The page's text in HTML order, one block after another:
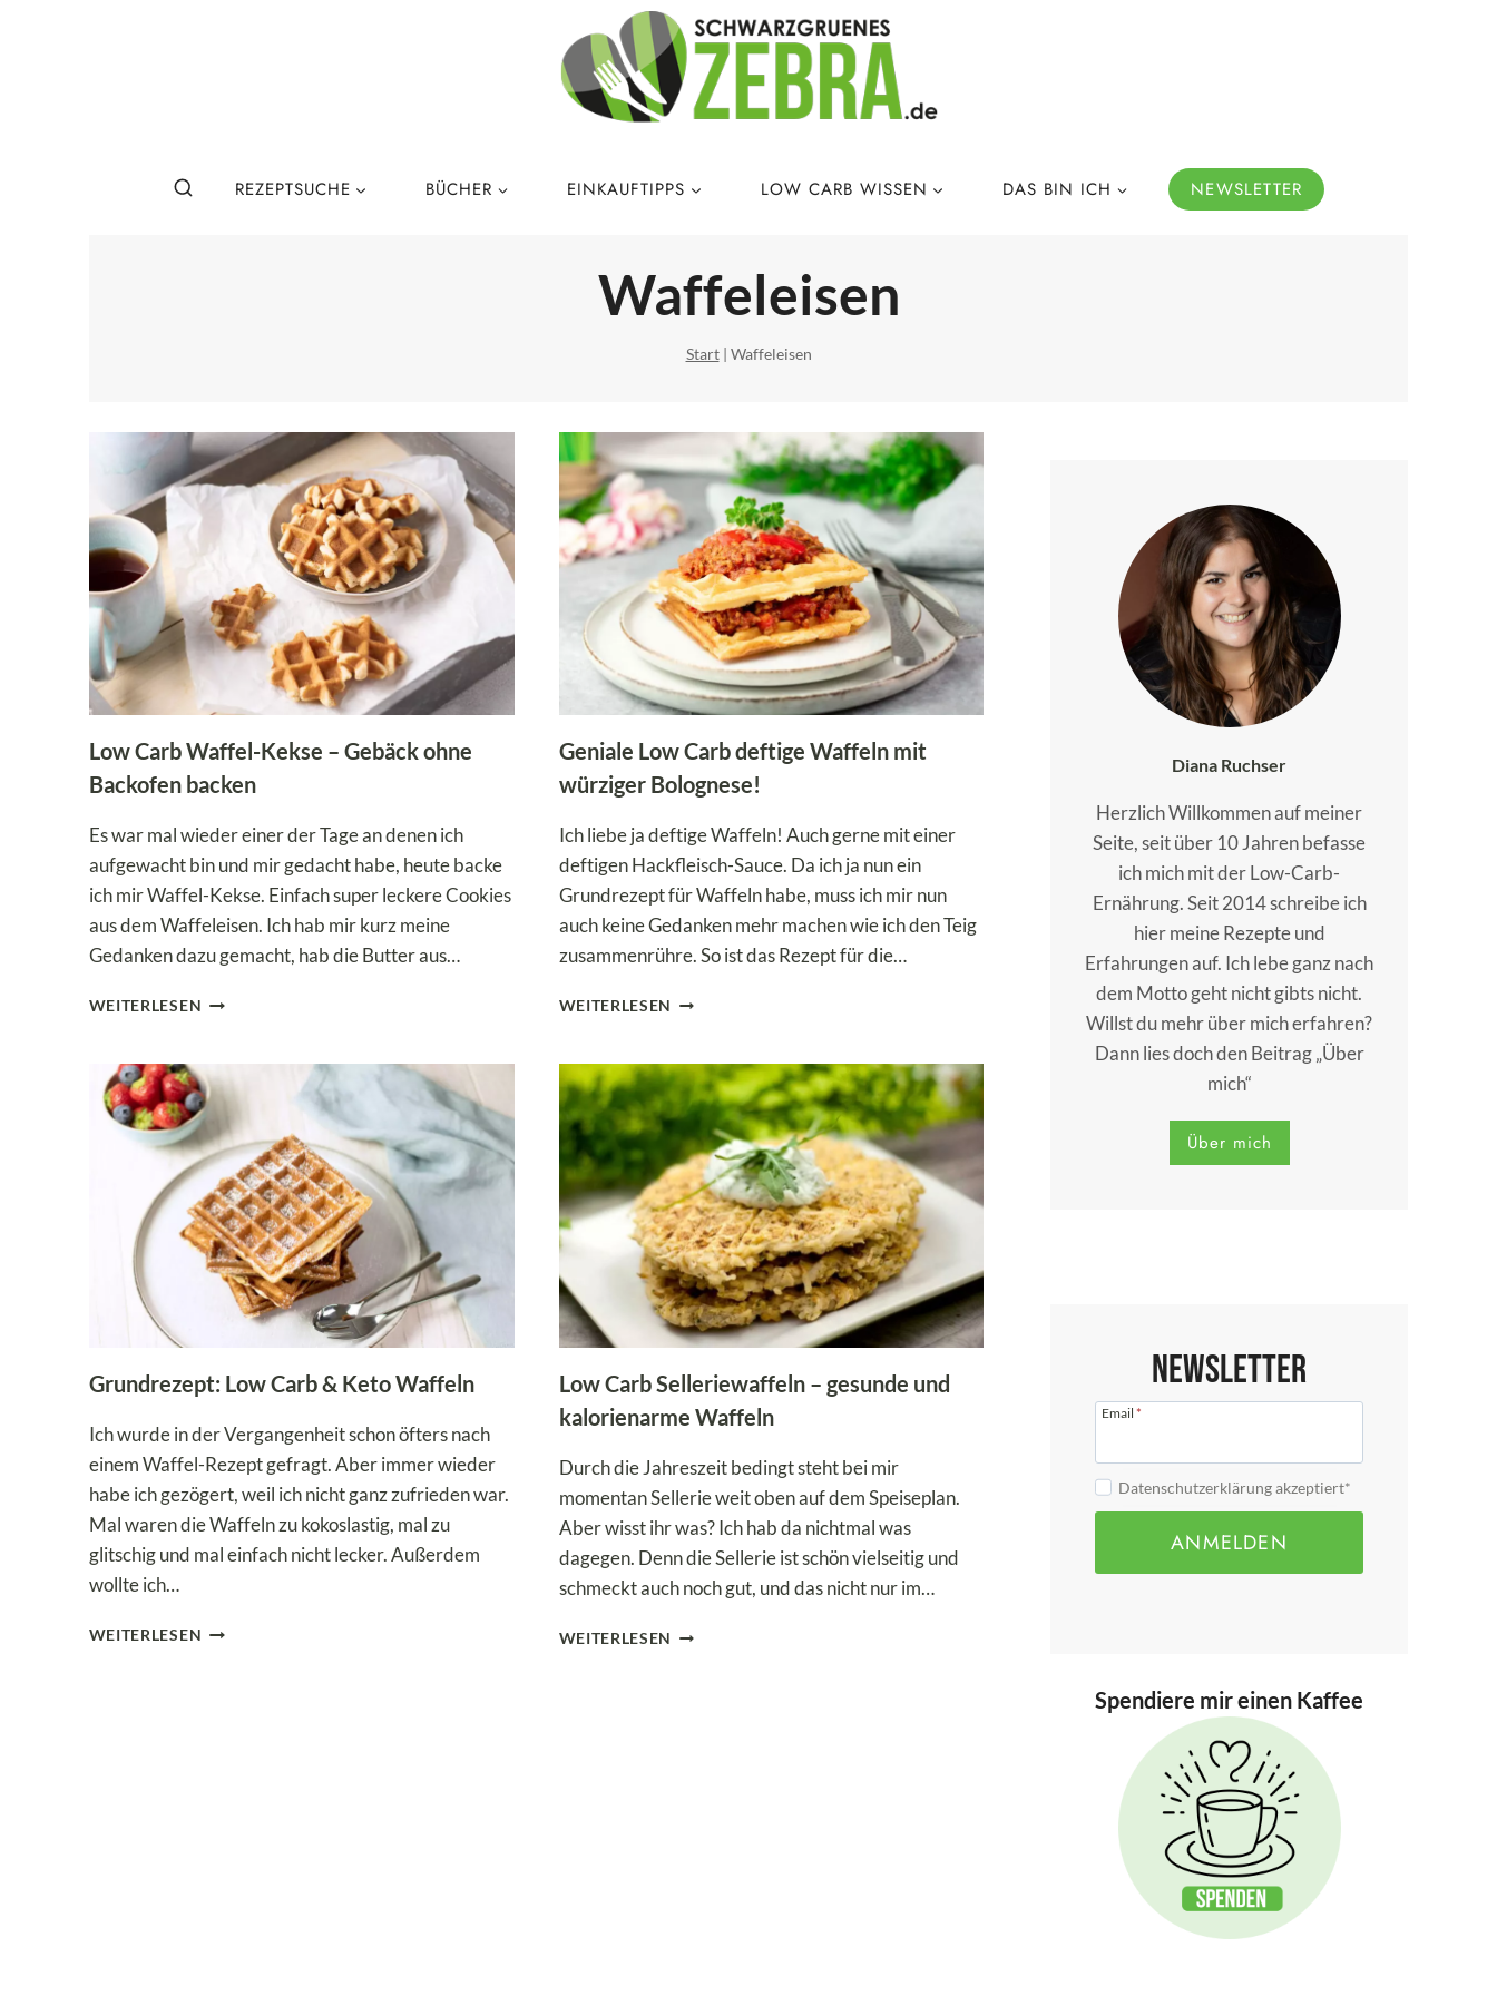
REZEPTSUCHE BÜCHER EINKAUFTIPPS LOW CARB WISSEN DAS BIN ICH NEWSLETTER
Waffeleisen
Start| Waffeleisen
Low Carb Waffel-Kekse – Gebäck ohne
Backofen backen
Es war mal wieder einer der Tage an denen ich
aufgewacht bin und mir gedacht habe, heute backe
ich mir Waffel-Kekse. Einfach super leckere Cookies
aus dem Waffeleisen. Ich hab mir kurz meine
Gedanken dazu gemacht, hab die Butter aus…
WEITERLESEN LOW
KEKSE
–
GEBÄCK
OHNE
BACKOFEN
BACKEN
Geniale Low Carb deftige Waffeln mit
würziger Bolognese!
Ich liebe ja deftige Waffeln! Auch gerne mit einer
deftigen Hackfleisch-Sauce. Da ich ja nun ein
Grundrezept für Waffeln habe, muss ich mir nun
auch keine Gedanken mehr machen wie ich den Teig
zusammenrühre. So ist das Rezept für die…
WEITERLESEN GENIALE
DEFTIGE
WAFFELN
MIT
WÜRZIGER
BOLOGNESE!
Grundrezept: Low Carb & Keto Waffeln
Ich wurde in der Vergangenheit schon öfters nach
einem Waffel-Rezept gefragt. Aber immer wieder
habe ich gezögert, weil ich nicht ganz zufrieden war.
Mal waren die Waffeln zu kokoslastig, mal zu
glitschig und mal einfach nicht lecker. Außerdem
wollte ich…
WEITERLESEN GRUNDREZEPT:
Low Carb Selleriewaffeln – gesunde und
kalorienarme Waffeln
Durch die Jahreszeit bedingt steht bei mir
momentan Sellerie weit oben auf dem Speiseplan.
Aber wisst ihr was? Ich hab da nichtmal was
dagegen. Denn die Sellerie ist schön vielseitig und
schmeckt auch noch gut, und das nicht nur im…
WEITERLESEN LOW
Diana Ruchser
Herzlich Willkommen auf meiner
Seite, seit über 10 Jahren befasse
ich mich mit der Low-Carb-
Ernährung. Seit 2014 schreibe ich
hier meine Rezepte und
Erfahrungen auf. Ich lebe ganz nach
dem Motto geht nicht gibts nicht.
Willst du mehr über mich erfahren?
Dann lies doch den Beitrag „Über
mich“
Über mich
Newsletter
Email *
Datenschutzerklärung akzeptiert*
ANMELDEN
Spendiere mir einen Kaffee